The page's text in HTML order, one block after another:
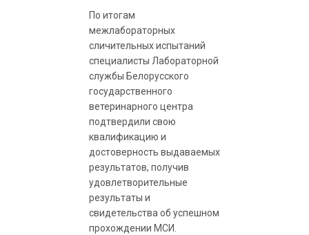
По итогам
межлабораторных
сличительных испытаний
специалисты Лабораторной
службы Белорусского
государственного
ветеринарного центра
подтвердили свою
квалификацию и
достоверность выдаваемых
результатов, получив
удовлетворительные
результаты и
свидетельства об успешном
прохождении МСИ.